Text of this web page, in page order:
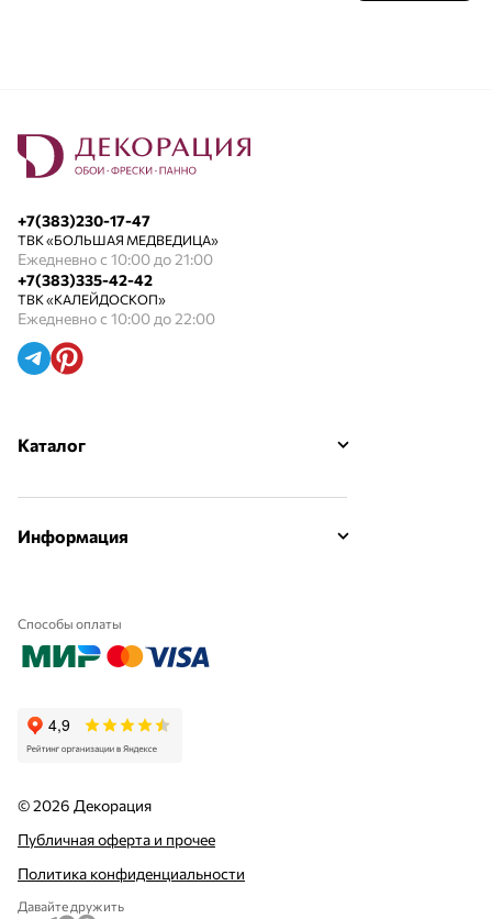
+7(383)230-17-47
ТВК «БОЛЬШАЯ МЕДВЕДИЦА»
Ежедневно с 10:00 до 21:00
+7(383)335-42-42
ТВК «КАЛЕЙДОСКОП»
Ежедневно с 10:00 до 22:00
Каталог
Информация
Способы оплаты
© 2026 Декорация
Публичная оферта и прочее
Политика конфиденциальности
Давайте дружить